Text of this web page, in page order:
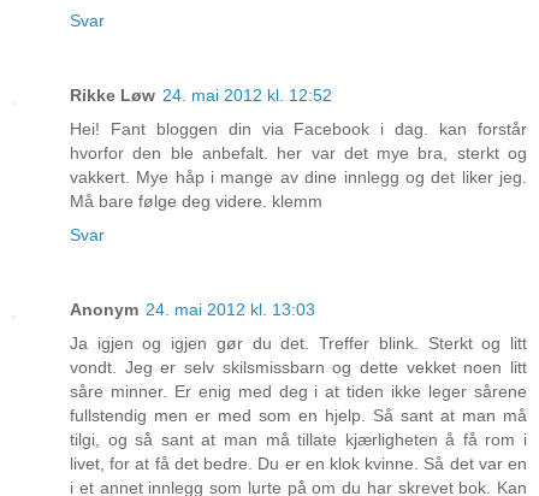
Svar
Rikke Løw 24. mai 2012 kl. 12:52
Hei! Fant bloggen din via Facebook i dag. kan forstår
hvorfor den ble anbefalt. her var det mye bra, sterkt og
vakkert. Mye håp i mange av dine innlegg og det liker jeg.
Må bare følge deg videre. klemm
Svar
Anonym 24. mai 2012 kl. 13:03
Ja igjen og igjen gør du det. Treffer blink. Sterkt og litt
vondt. Jeg er selv skilsmissbarn og dette vekket noen litt
såre minner. Er enig med deg i at tiden ikke leger sårene
fullstendig men er med som en hjelp. Så sant at man må
tilgi, og så sant at man må tillate kjærligheten å få rom i
livet, for at få det bedre. Du er en klok kvinne. Så det var en
i et annet innlegg som lurte på om du har skrevet bok. Kan